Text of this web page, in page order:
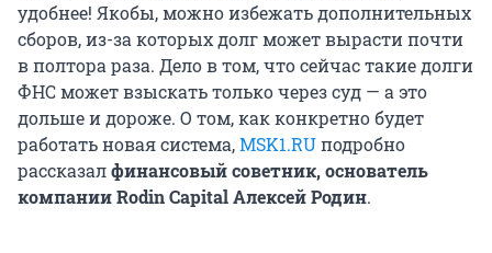
удобнее! Якобы, можно избежать дополнительных
сборов, из-за которых долг может вырасти почти
в полтора раза. Дело в том, что сейчас такие долги
ФНС может взыскать только через суд — а это
дольше и дороже. О том, как конкретно будет
работать новая система,MSK1.RUподробно
рассказалфинансовый советник, основатель
компании Rodin CapitalАлексей Родин.